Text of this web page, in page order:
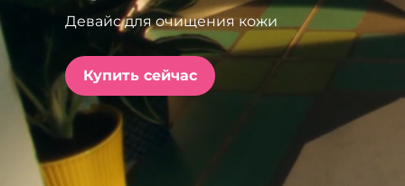
Девайс для очищения кожи
Купить сейчас
issa™ Teeth Whitening Set
FAQ™ Dual LED Panel